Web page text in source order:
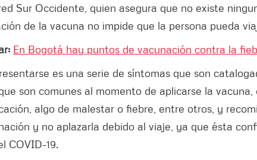
Sur Occidente, quien asegura que no existe
de la vacuna no impide que la persona pueda
En Bogotá hay puntos de vacunación contra la
es una serie de síntomas que son
son comunes al momento de aplicarse la
algo de malestar o fiebre, entre otros, y
y no aplazarla debido al viaje, ya que ésta
COVID-19.